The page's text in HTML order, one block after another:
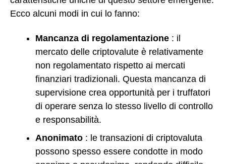
Ecco alcuni modi in cui lo fanno:
Mancanza di regolamentazione : il
mercato delle criptovalute è relativamente
non regolamentato rispetto ai mercati
finanziari tradizionali. Questa mancanza di
supervisione crea opportunità per i truffatori
di operare senza lo stesso livello di controllo
e responsabilità.
Anonimato : le transazioni di criptovaluta
possono spesso essere condotte in modo